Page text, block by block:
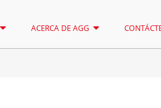
ACERCA DE AGG